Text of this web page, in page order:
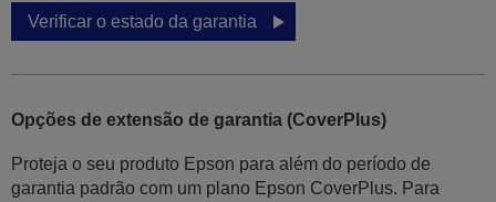
Verificar o estado da garantia
Opções de extensão de garantia (CoverPlus)
Proteja o seu produto Epson para além do período de
garantia padrão com um plano Epson CoverPlus. Para